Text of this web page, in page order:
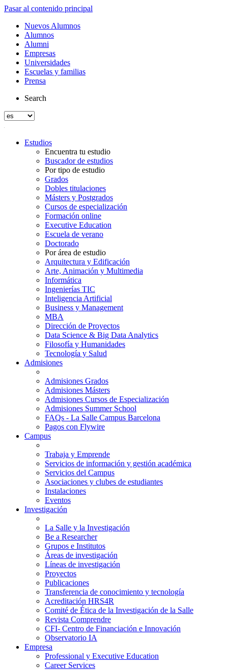
Pasar al contenido principal
Nuevos Alumnos
Alumnos
Alumni
Empresas
Universidades
Escuelas y familias
Prensa
Search
Estudios
Encuentra tu estudio
Buscador de estudios
Por tipo de estudio
Grados
Dobles titulaciones
Másters y Postgrados
Cursos de especialización
Formación online
Executive Education
Escuela de verano
Doctorado
Por área de estudio
Arquitectura y Edificación
Arte, Animación y Multimedia
Informática
Ingenierías TIC
Inteligencia Artificial
Business y Management
MBA
Dirección de Proyectos
Data Science & Big Data Analytics
Filosofía y Humanidades
Tecnología y Salud
Admisiones
Admisiones Grados
Admisiones Másters
Admisiones Cursos de Especialización
Admisiones Summer School
FAQs - La Salle Campus Barcelona
Pagos con Flywire
Campus
Trabaja y Emprende
Servicios de información y gestión académica
Servicios del Campus
Asociaciones y clubes de estudiantes
Instalaciones
Eventos
Investigación
La Salle y la Investigación
Be a Researcher
Grupos e Institutos
Áreas de investigación
Líneas de investigación
Proyectos
Publicaciones
Transferencia de conocimiento y tecnología
Acreditación HRS4R
Comité de Ética de la Investigación de la Salle
Revista Comprendre
CFI- Centro de Financiación e Innovación
Observatorio IA
Empresa
Professional y Executive Education
Career Services